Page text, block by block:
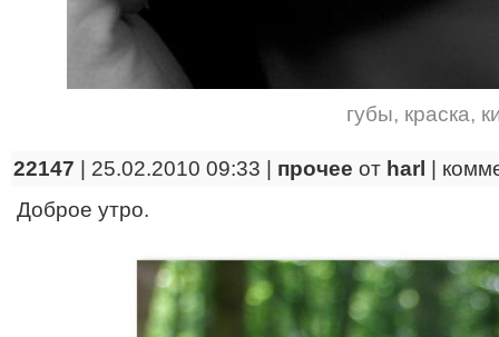
губы, краска,
22147 | 25.02.2010 09:33 | прочее от harl
Доброе утро.